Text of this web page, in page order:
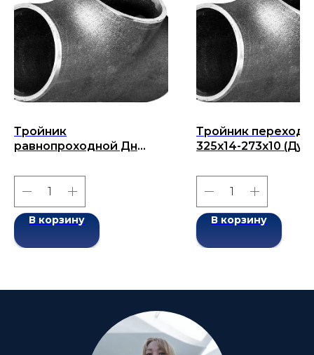
Тройник
равнопроходной Дн
ГОСТ 17376-2001
В корзину
Тройник
325х14-273х10 (Ду
ГОСТ 17376-2001
В корзину